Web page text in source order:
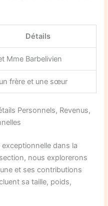
Détails
Mme Barbelivien
frère et une sœur
Personnels, Revenus,
exceptionnelle dans la
nous explorerons
et ses contributions
sa taille, poids,